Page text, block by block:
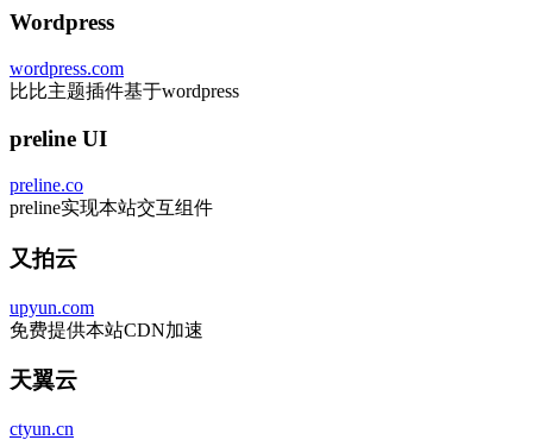
Wordpress
wordpress.com
比比主题插件基于wordpress
preline UI
preline.co
preline实现本站交互组件
又拍云
upyun.com
免费提供本站CDN加速
天翼云
ctyun.cn